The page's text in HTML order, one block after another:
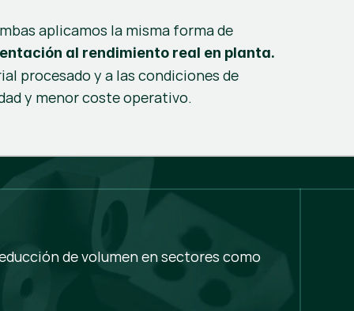
aplicamos la misma forma de
al rendimiento real en planta.
procesado y a las condiciones de
y menor coste operativo.
de volumen en sectores como